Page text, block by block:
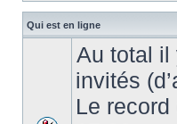
Qui est en ligne
Au total il
invités
Le